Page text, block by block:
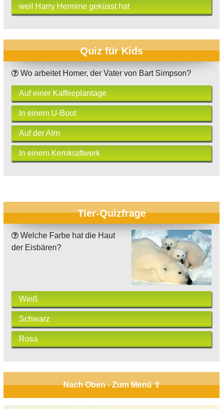
weil Harry Hermine geküsst hat
Quiz für Kids
Wo arbeitet Homer, der Vater von Bart Simpson?
Auf einer Kaffeeplantage
In einem U-Boot
Auf der Alm
In einem Kernkraftwerk
Tier-Quizfrage
Welche Farbe hat die Haut
der Eisbären?
Weiß
Schwarz
Rosa
Nach Oben - Zum Menü ⇧